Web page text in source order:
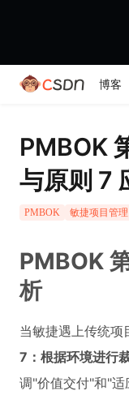
博客
PMBOK
与原则 7
PMBOK 敏捷项目管理
PMBOK
析
当敏捷遇上传统项
7：根据环境进行
调"价值交付"和"